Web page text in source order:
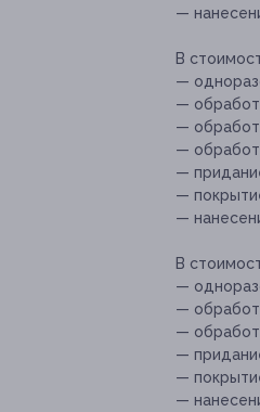
—
В
—
—
—
—
—
—
—
В
—
—
—
—
—
—